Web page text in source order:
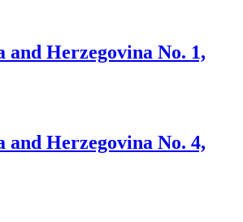
and Herzegovina No. 1,
and Herzegovina No. 4,